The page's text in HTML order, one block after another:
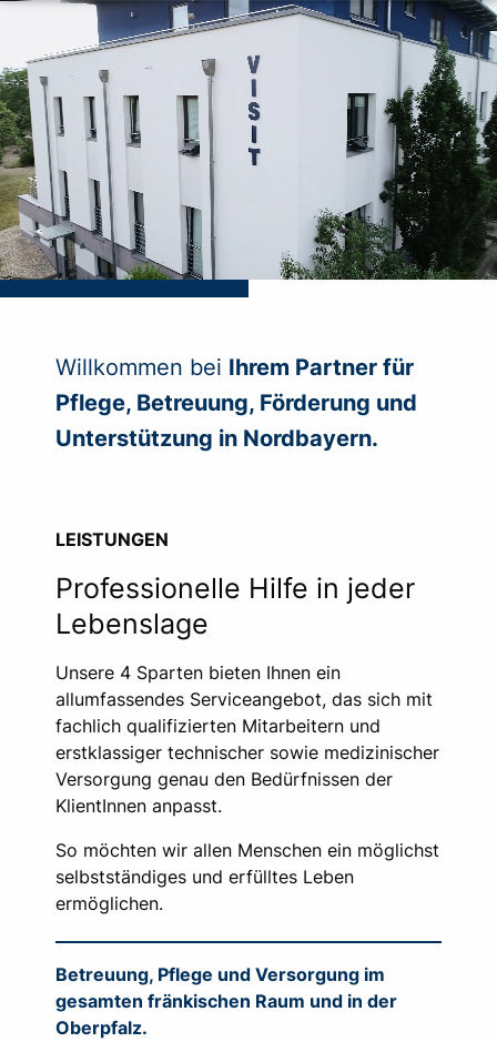
Willkommen bei Ihrem Partner für
Pflege, Betreuung, Förderung und
Unterstützung in Nordbayern.
LEISTUNGEN
Professionelle Hilfe in jeder
Lebenslage
Betreuung, Pflege und Versorgung im
gesamten fränkischen Raum und in der
Oberpfalz.
Unsere 4 Sparten bieten Ihnen ein
allumfassendes Serviceangebot, das sich mit
fachlich qualifizierten Mitarbeitern und
erstklassiger technischer sowie medizinischer
Versorgung genau den Bedürfnissen der
KlientInnen anpasst.
So möchten wir allen Menschen ein möglichst
selbstständiges und erfülltes Leben
ermöglichen.